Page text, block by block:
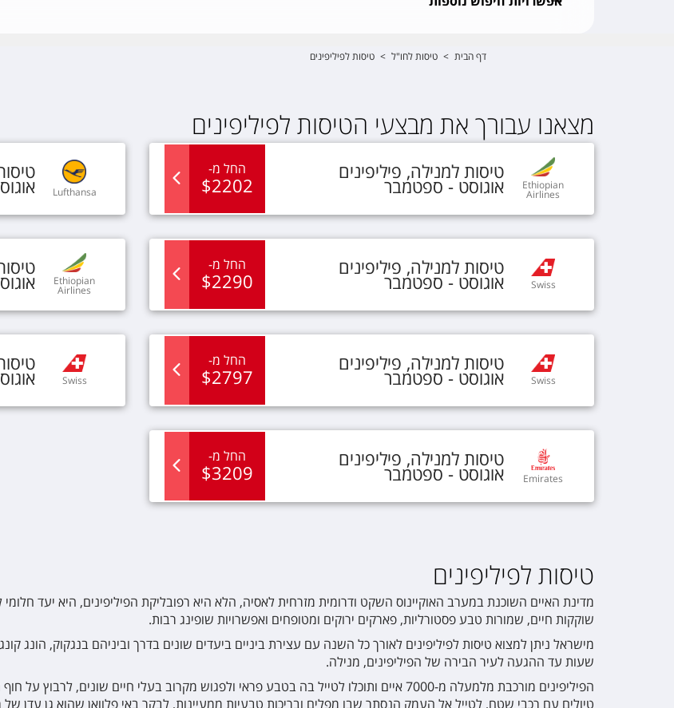
דף הבית > טיסות לחו"ל > טיסות לפיליפינים
מצאנו עבורך את מבצעי הטיסות לפיליפינים
Ethiopian
Airlines
טיסות למנילה, פיליפינים
אוגוסט - ספטמבר
החל מ-
$2202
Lufthansa
Swiss
טיסות למנילה, פיליפינים
אוגוסט - ספטמבר
החל מ-
$2290
Ethiopian
Airlines
Swiss
טיסות למנילה, פיליפינים
אוגוסט - ספטמבר
החל מ-
$2797
Swiss
Emirates
טיסות למנילה, פיליפינים
אוגוסט - ספטמבר
החל מ-
$3209
טיסות לפיליפינים
מדינת האיים השוכנת במערב האוקיינוס השקט ודרומית מזרחית לאסיה, הלא היא רפובליקת הפיליפינים, היא יעד
שוקקות חיים, שמורות טבע פסטורליות, פארקים ירוקים ומטופחים ואפשרויות שופינג רבות.
שעות עד ההגעה לעיר הבירה של הפיליפינים, מנילה.
הפיליפינים מורכבת מלמעלה מ-7000 איים ותוכלו לטייל בה בטבע פראי ולפגוש מקרוב בעלי חיים
טיולים עם רכבי שטח, לטייל אל העמק הנסתר שבו מפלים ובריכות טבעיות ממעיינות, לבקר באי פלוואן שהוא גן עדן